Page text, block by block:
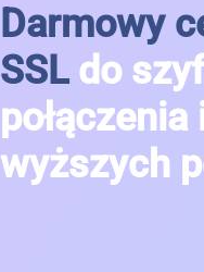
Darmowy
SSLdo
połączenia
wyższych